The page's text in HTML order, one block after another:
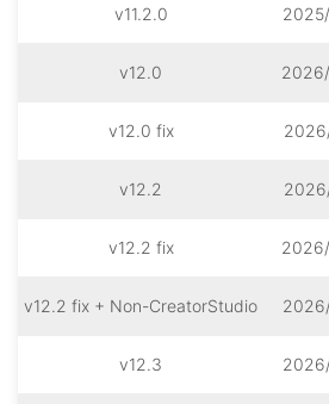
v11.2.0
v12.0
v12.0 fix
v12.2
v12.2 fix
v12.2 fix + Non-CreatorStudio
v12.3